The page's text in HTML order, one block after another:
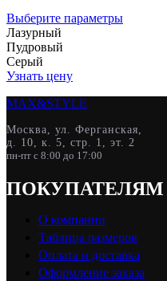
Выберите параметрыЭтот
на
странице
Лазурный
Пудровый
Серый
Узнать цену
MAX&STYLE
Москва, ул. Ферганская,
д. 10, к. 5, стр. 1, эт. 2
пн-пт с 8:00 до 17:00
ПОКУПАТЕЛЯМ
О компании
Таблица размеров
Оплата и доставка
Оформление заказа